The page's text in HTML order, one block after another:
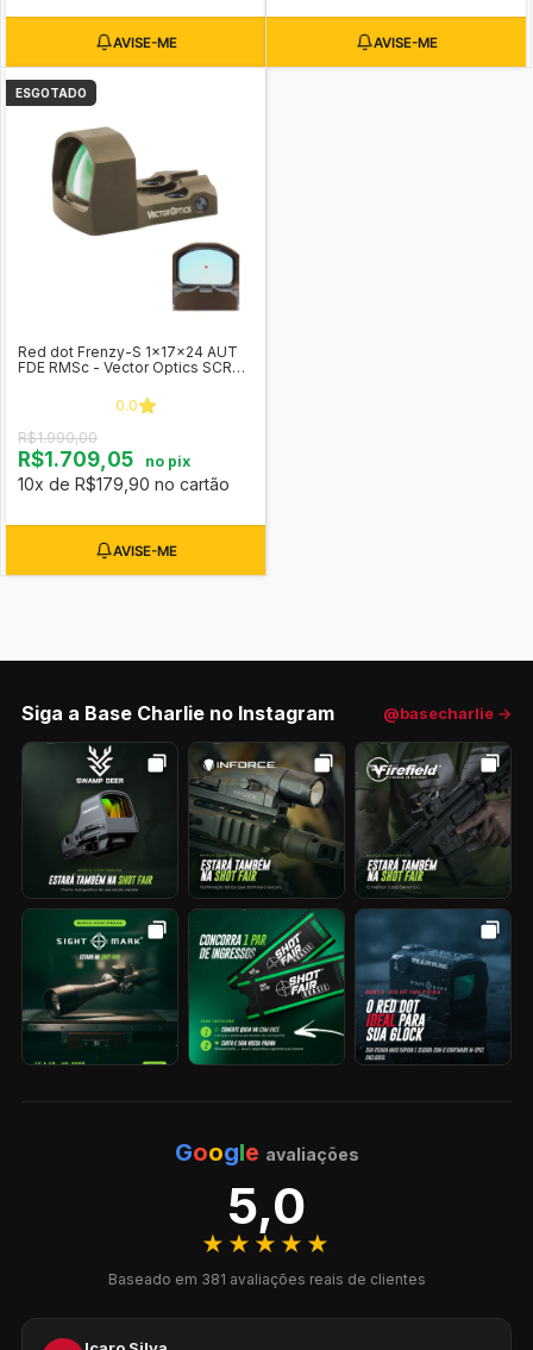
ESGOTADO
Red dot Frenzy-S 1x17x24 AUT
FDE RMSc - Vector Optics SCRD-
0.0
R$1.990,00
R$1.709,05 no pix
10x de R$179,90 no cartão
Siga a Base Charlie no Instagram @basecharlie →
Google avaliações
5,0
★★★★★
Baseado em 381 avaliações reais de clientes